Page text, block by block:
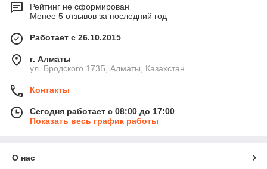
Рейтинг не сформирован
Менее 5 отзывов за последний год
Работает с 26.10.2015
г. Алматы
ул. Бродского 173Б, Алматы, Казахстан
Контакты
Сегодня работает с 08:00 до 17:00
Показать весь график работы
О нас